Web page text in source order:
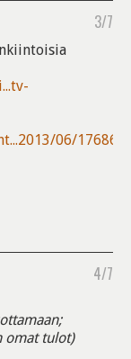
3/7
06/
4/7
omat tulot)